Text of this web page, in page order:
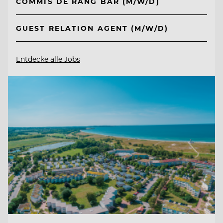
GUEST RELATION AGENT (M/W/D)
Entdecke alle Jobs